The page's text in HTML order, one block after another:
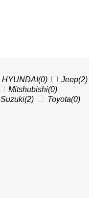
HYUNDAI(0) Jeep(2)
Mitshubishi(0)
Suzuki(2) Toyota(0)